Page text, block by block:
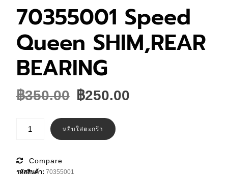
70355001 Speed
Queen SHIM,REAR
BEARING
฿350.00 Original
was:
฿350.00.
฿250.00
70355001
BEARING
ชิ้น
หยิบใส่ตะกร้า
Compare
รหัสสินค้า: 70355001